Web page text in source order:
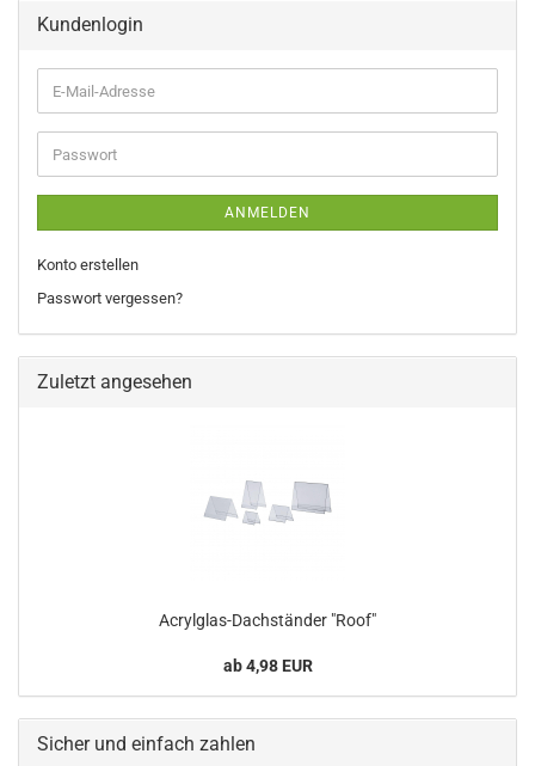
Kundenlogin
E-
Mail-
Adresse
Passwort
ANMELDEN
Konto erstellen
Passwort vergessen?
Zuletzt angesehen
Acrylglas-Dachständer "Roof"
ab 4,98 EUR
Sicher und einfach zahlen